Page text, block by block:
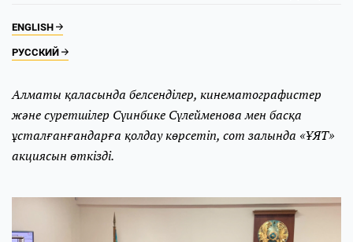
ENGLISH
РУССКИЙ
Алматы қаласында белсенділер, кинематографистер
және суретшілер Сүинбике Сүлейменова мен басқа
ұсталғанғандарға қолдау көрсетіп, сот залында «ҰЯТ»
акциясын өткізді.